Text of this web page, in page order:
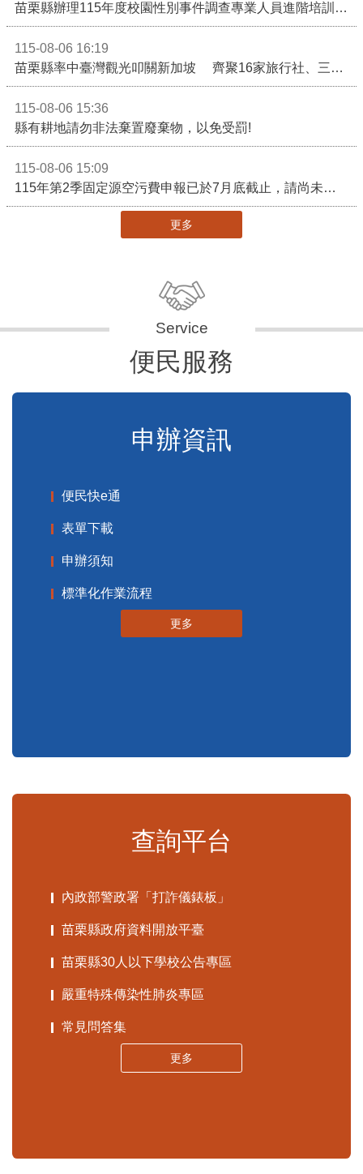
苗栗縣辦理115年度校園性別事件調查專業人員進階培訓 深化調查實務能力 持續打造安全友善校園
115-08-06 16:19
苗栗縣率中臺灣觀光叩關新加坡 齊聚16家旅行社、三大航空 NATAS旅展開賣主題遊程
115-08-06 15:36
縣有耕地請勿非法棄置廢棄物，以免受罰!
115-08-06 15:09
115年第2季固定源空污費申報已於7月底截止，請尚未申報公私場所儘速完成申繳，以免面臨滯納金及罰鍰!
更多
便民服務
申辦資訊
查詢平台
苗栗縣30人以下學校公告專區
嚴重特殊傳染性肺炎專區